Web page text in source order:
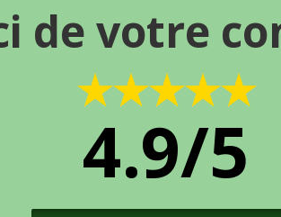
de votre
★★★★★
4.9/5